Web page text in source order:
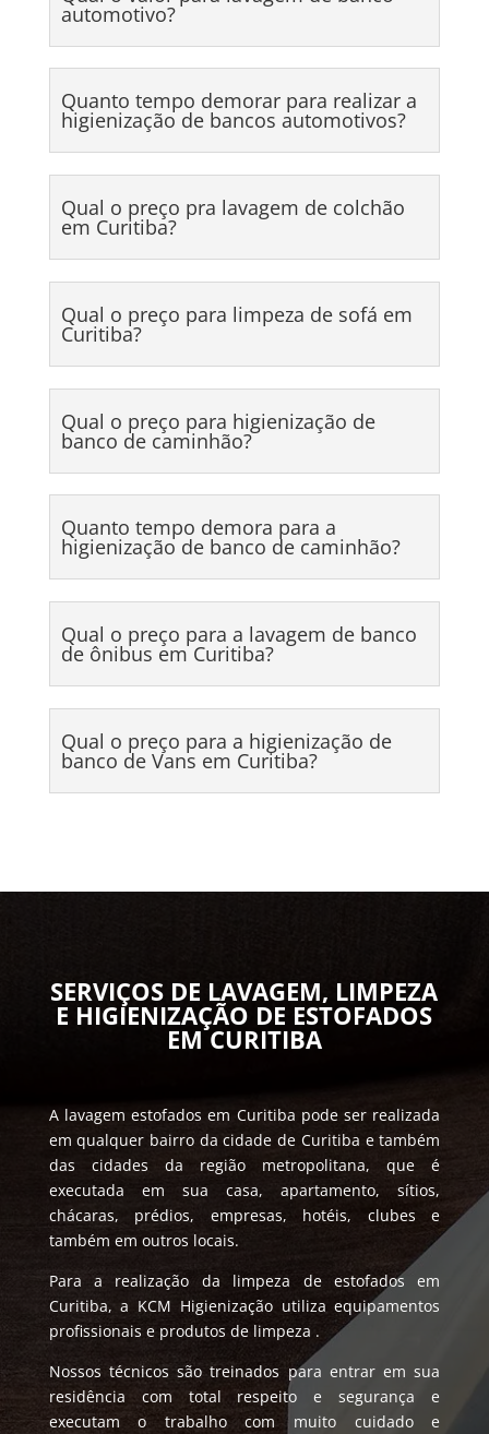
automotivo?
Quanto tempo demorar para realizar a
higienização de bancos automotivos?
Qual o preço pra lavagem de colchão
em Curitiba?
Qual o preço para limpeza de sofá em
Curitiba?
Qual o preço para higienização de
banco de caminhão?
Quanto tempo demora para a
higienização de banco de caminhão?
Qual o preço para a lavagem de banco
de ônibus em Curitiba?
Qual o preço para a higienização de
banco de Vans em Curitiba?
SERVIÇOS DE LAVAGEM, LIMPEZA
E HIGIENIZAÇÃO DE ESTOFADOS
EM CURITIBA
A lavagem estofados em Curitiba pode ser realizada
em qualquer bairro da cidade de Curitiba e também
das cidades da região metropolitana, que é
executada em sua casa, apartamento, sítios,
chácaras, prédios, empresas, hotéis, clubes e
também em outros locais.
Para a realização da limpeza de estofados em
Curitiba, a KCM Higienização utiliza equipamentos
profissionais e produtos de limpeza .
Nossos técnicos são treinados para entrar em sua
residência com total respeito e segurança e
executam o trabalho com muito cuidado e